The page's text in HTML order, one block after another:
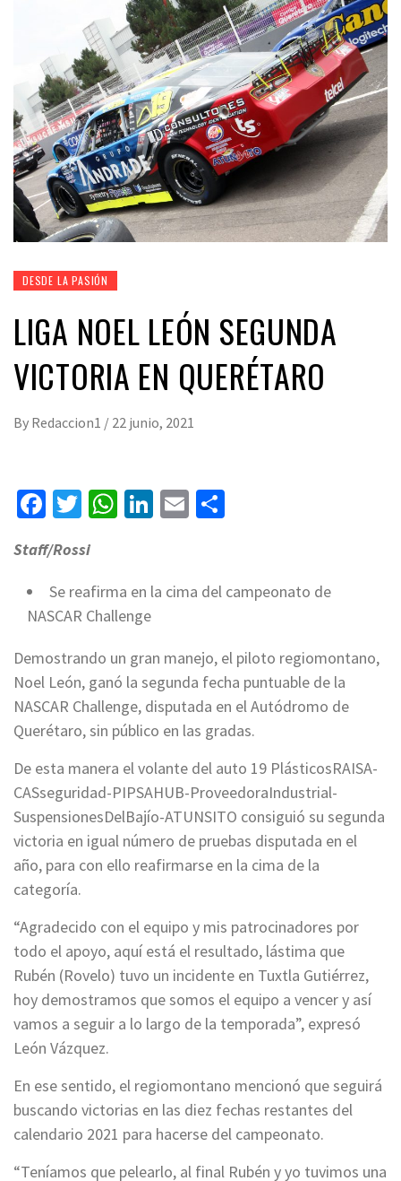
DESDE LA PASIÓN
LIGA NOEL LEÓN SEGUNDA
VICTORIA EN QUERÉTARO
By Redaccion1 / 22 junio, 2021
Facebook
Twitter
WhatsApp
LinkedIn
Email
Staff/Rossi
Se reafirma en la cima del campeonato de
NASCAR Challenge
Demostrando un gran manejo, el piloto regiomontano,
Noel León, ganó la segunda fecha puntuable de la
NASCAR Challenge, disputada en el Autódromo de
Querétaro, sin público en las gradas.
De esta manera el volante del auto 19 PlásticosRAISA-
CASseguridad-PIPSAHUB-ProveedoraIndustrial-
SuspensionesDelBajío-ATUNSITO consiguió su segunda
victoria en igual número de pruebas disputada en el
año, para con ello reafirmarse en la cima de la
categoría.
“Agradecido con el equipo y mis patrocinadores por
todo el apoyo, aquí está el resultado, lástima que
Rubén (Rovelo) tuvo un incidente en Tuxtla Gutiérrez,
hoy demostramos que somos el equipo a vencer y así
vamos a seguir a lo largo de la temporada”, expresó
León Vázquez.
En ese sentido, el regiomontano mencionó que seguirá
buscando victorias en las diez fechas restantes del
calendario 2021 para hacerse del campeonato.
“Teníamos que pelearlo, al final Rubén y yo tuvimos una